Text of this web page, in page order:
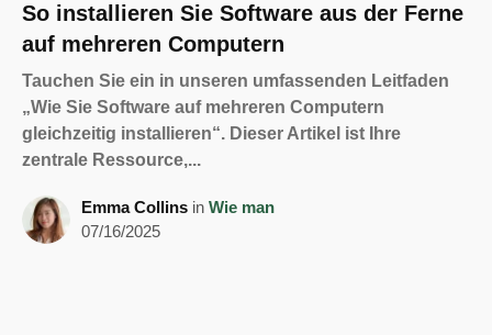
So installieren Sie Software aus der Ferne
auf mehreren Computern
Tauchen Sie ein in unseren umfassenden Leitfaden
„Wie Sie Software auf mehreren Computern
gleichzeitig installieren“. Dieser Artikel ist Ihre
zentrale Ressource,...
Emma Collins in Wie man
07/16/2025